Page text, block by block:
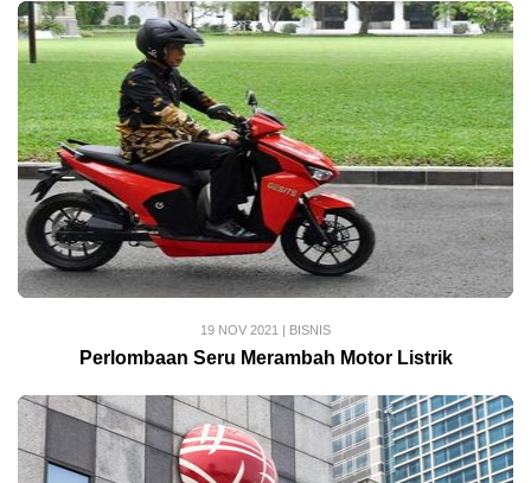
19 NOV 2021 | BISNIS
Perlombaan Seru Merambah Motor Listrik